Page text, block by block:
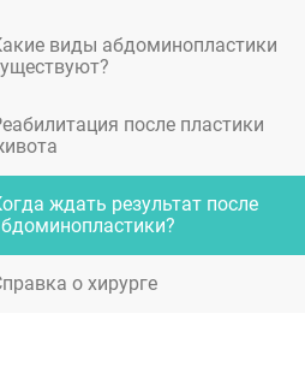
виды абдоминопластики
после пластики
ждать результат после
о хирурге
Как выглядят рубцы